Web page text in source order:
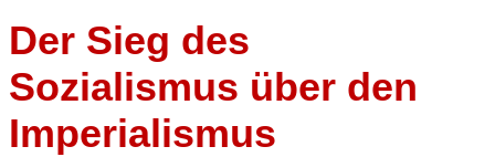
Der Sieg des
Sozialismus über den
Imperialismus